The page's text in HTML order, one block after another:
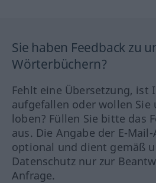
Sie haben Feedback zu
Wörterbüchern?
Fehlt eine Übersetzung, ist
aufgefallen oder wollen Sie
loben? Füllen Sie bitte das
aus. Die Angabe der E-
optional und dient gemäß
Datenschutz nur zur
Anfrage.